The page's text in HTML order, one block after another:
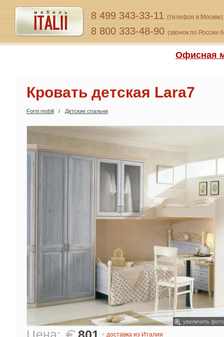
8 499 343-33-11 (телефон в Москве)
8 800 333-48-90 (звонок по России
Офисная
Кровать детская Lara7
Forni mobili Детские спальни
увеличить фото
+ доставка из Италии